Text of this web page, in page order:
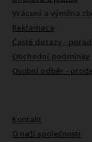
Vrácení a výměna
Reklamace
Časté dotazy -
Obchodní podmínky
Osobní odběr -
Kontakt
O naší společnosti